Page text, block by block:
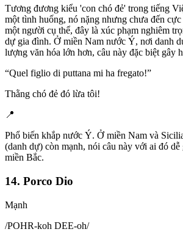
Tương đương kiểu 'con chó đẻ' trong tiếng
một tình huống, nó nặng nhưng chưa đến
một người cụ thể, đây là xúc phạm nghiêm
dự gia đình. Ở miền Nam nước Ý, nơi danh
lượng văn hóa lớn hơn, câu này đặc biệt gây
“Quel figlio di puttana mi ha fregato!”
Thằng chó đẻ đó lừa tôi!
📍
Phổ biến khắp nước Ý. Ở miền Nam và
(danh dự) còn mạnh, nói câu này với ai đó dễ
miền Bắc.
14. Porco Dio
Mạnh
/POHR-koh DEE-oh/